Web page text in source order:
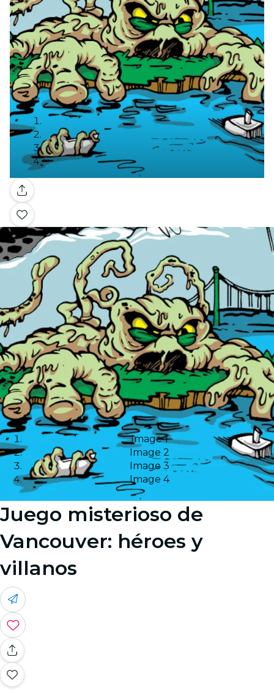
Galería
Image 1
Image 2
Image 3
Image 4
Juego misterioso de
Vancouver: héroes y
villanos